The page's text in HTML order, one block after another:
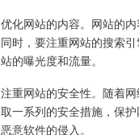
优化网站的内容。网站的
同时，要注重网站的搜索
站的曝光度和流量。
注重网站的安全性。随着
取一系列的安全措施，保
恶意软件的侵入。